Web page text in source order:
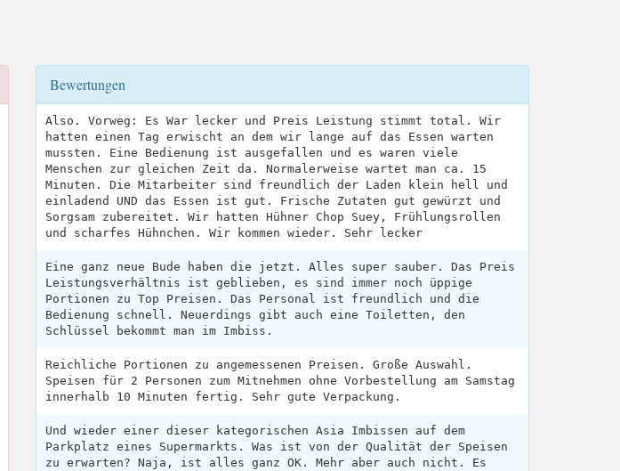
Bewertungen
Also. Vorweg: Es War lecker und Preis Leistung stimmt total. Wir
hatten einen Tag erwischt an dem wir lange auf das Essen warten
mussten. Eine Bedienung ist ausgefallen und es waren viele
Menschen zur gleichen Zeit da. Normalerweise wartet man ca. 15
Minuten. Die Mitarbeiter sind freundlich der Laden klein hell und
einladend UND das Essen ist gut. Frische Zutaten gut gewürzt und
Sorgsam zubereitet. Wir hatten Hühner Chop Suey, Frühlungsrollen
und scharfes Hühnchen. Wir kommen wieder. Sehr lecker
Eine ganz neue Bude haben die jetzt. Alles super sauber. Das Preis
Leistungsverhältnis ist geblieben, es sind immer noch üppige
Portionen zu Top Preisen. Das Personal ist freundlich und die
Bedienung schnell. Neuerdings gibt auch eine Toiletten, den
Schlüssel bekommt man im Imbiss.
Reichliche Portionen zu angemessenen Preisen. Große Auswahl.
Speisen für 2 Personen zum Mitnehmen ohne Vorbestellung am Samstag
innerhalb 10 Minuten fertig. Sehr gute Verpackung.
Und wieder einer dieser kategorischen Asia Imbissen auf dem
Parkplatz eines Supermarkts. Was ist von der Qualität der Speisen
zu erwarten? Naja, ist alles ganz OK. Mehr aber auch nicht. Es